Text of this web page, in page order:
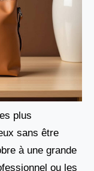
plus
sans être
à une grande
ou les